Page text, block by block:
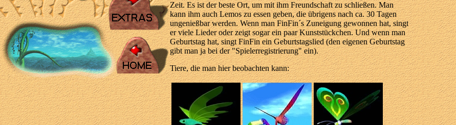
Zeit. Es ist der beste Ort, um mit ihm Freundschaft zu schließen. Man
kann ihm auch Lemos zu essen geben, die übrigens nach ca. 30 Tagen
ungenießbar werden. Wenn man FinFin´s Zuneigung gewonnen hat, singt
er viele Lieder oder zeigt sogar ein paar Kunststückchen. Und wenn man
Geburtstag hat, singt FinFin ein Geburtstagslied (den eigenen Geburtstag
gibt man ja bei der "Spielerregistrierung" ein).
Tiere, die man hier beobachten kann: